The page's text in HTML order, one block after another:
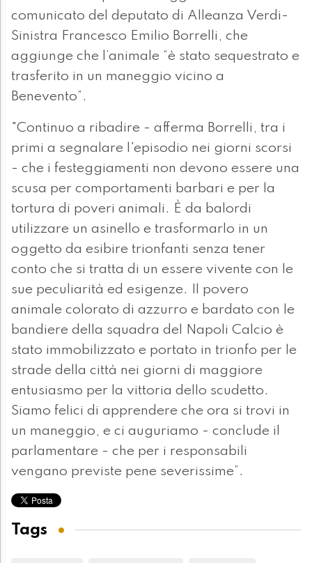
comunicato del deputato di Alleanza Verdi-
Sinistra Francesco Emilio Borrelli, che
aggiunge che l’animale “è stato sequestrato e
trasferito in un maneggio vicino a
Benevento”.
"Continuo a ribadire - afferma Borrelli, tra i
primi a segnalare l'episodio nei giorni scorsi
- che i festeggiamenti non devono essere una
scusa per comportamenti barbari e per la
tortura di poveri animali. È da balordi
utilizzare un asinello e trasformarlo in un
oggetto da esibire trionfanti senza tener
conto che si tratta di un essere vivente con le
sue peculiarità ed esigenze. Il povero
animale colorato di azzurro e bardato con le
bandiere della squadra del Napoli Calcio è
stato immobilizzato e portato in trionfo per le
strade della città nei giorni di maggiore
entusiasmo per la vittoria dello scudetto.
Siamo felici di apprendere che ora si trovi in
un maneggio, e ci auguriamo - conclude il
parlamentare - che per i responsabili
vengano previste pene severissime”.
Tags